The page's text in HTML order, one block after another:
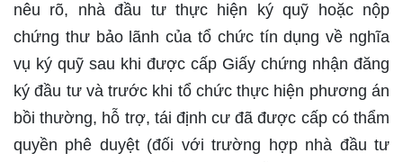
nêu rõ, nhà đầu tư thực hiện ký quỹ hoặc nộp
chứng thư bảo lãnh của tổ chức tín dụng về nghĩa
vụ ký quỹ sau khi được cấp Giấy chứng nhận đăng
ký đầu tư và trước khi tổ chức thực hiện phương án
bồi thường, hỗ trợ, tái định cư đã được cấp có thẩm
quyền phê duyệt (đối với trường hợp nhà đầu tư